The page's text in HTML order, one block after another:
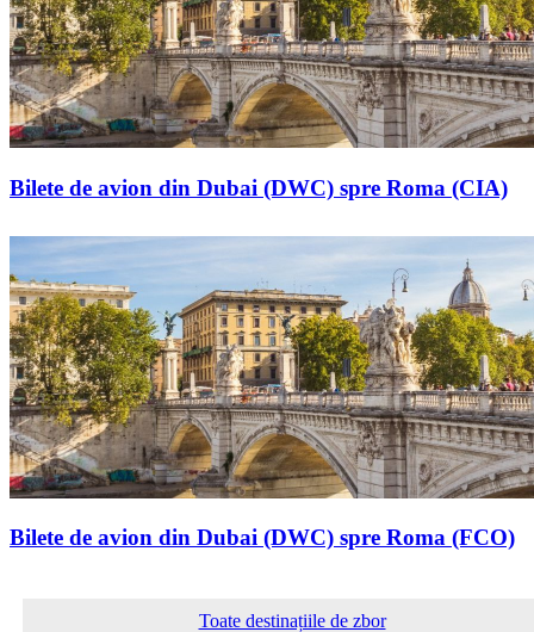
Bilete de avion din Dubai (DWC) spre Roma (CIA)
Bilete de avion din Dubai (DWC) spre Roma (FCO)
Toate destinațiile de zbor